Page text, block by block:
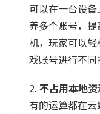
可以在一台设
养多个账号，
机，玩家可以
戏账号进行不同
2. 不占用本地
有的运算都在